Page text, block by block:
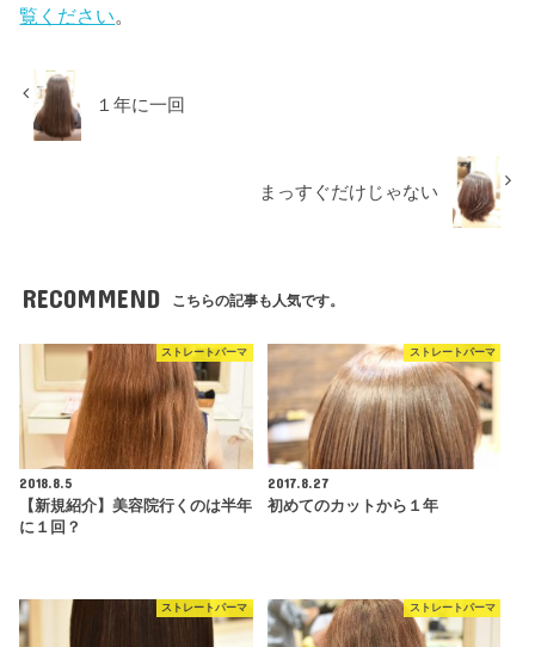
覧ください。
１年に一回
まっすぐだけじゃない
RECOMMEND こちらの記事も人気です。
ストレートパーマ
2018.8.5
【新規紹介】美容院行くのは半年
に１回？
ストレートパーマ
2017.8.27
初めてのカットから１年
ストレートパーマ ストレートパーマ